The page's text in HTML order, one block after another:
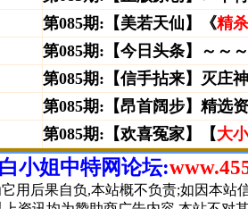
白小姐中特网论坛:
用后果自负,本站概不负责;如因本站